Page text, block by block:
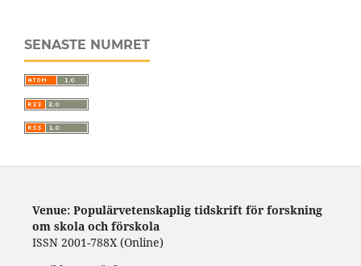
SENASTE NUMRET
Venue: Populärvetenskaplig tidskrift för forskning
om skola och förskola
ISSN 2001-788X (Online)